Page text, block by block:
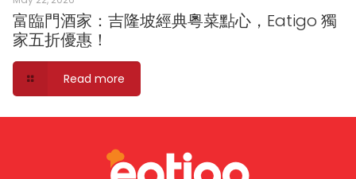
富臨門酒家：吉隆坡經典粵菜點心，Eatigo 獨
家五折優惠！
Read more